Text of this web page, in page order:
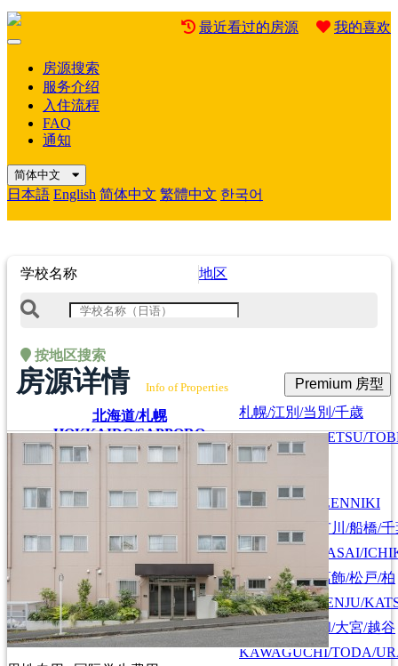
最近看过的房源 我的喜欢
Mobile
房源搜索
服务介绍
入住流程
FAQ
通知
简体中文
日本語 English 简体中文 繁體中文 한국어
学校名称 地区
按地区搜索
北海道/札幌
HOKKAIDO/SAPPORO
札幌/江別/当別/千歳
SAPPORO/EBETSU/
SHUTOKEN ZENNIKI
江戸川/葛西/市川/船橋/
EDOGAWA/KASAI/
上野/北千住/葛飾/松戸/柏
UENO/KITASENJU/
川口/戸田/浦和/大宮/越谷
KAWAGUCHI/TODA/
房源详情 Info of Properties Premium 房型